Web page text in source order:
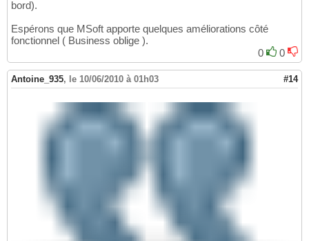
bord).
Espérons que MSoft apporte quelques améliorations côté
fonctionnel ( Business oblige ).
0
0
Antoine_935, le 10/06/2010 à 01h03 #14